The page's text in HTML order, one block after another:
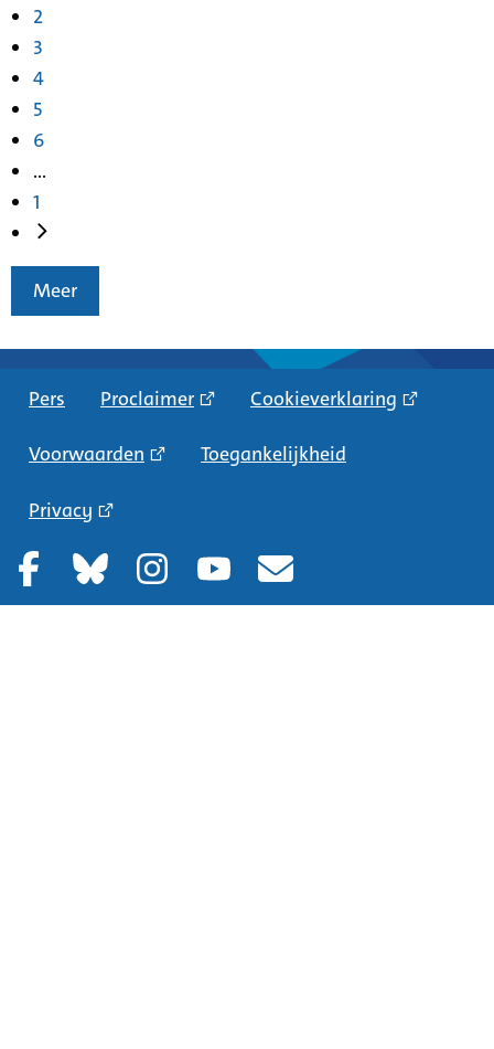
2
3
4
5
6
...
1
Meer
Pers Proclaimer Cookieverklaring
Voorwaarden Toegankelijkheid
Privacy